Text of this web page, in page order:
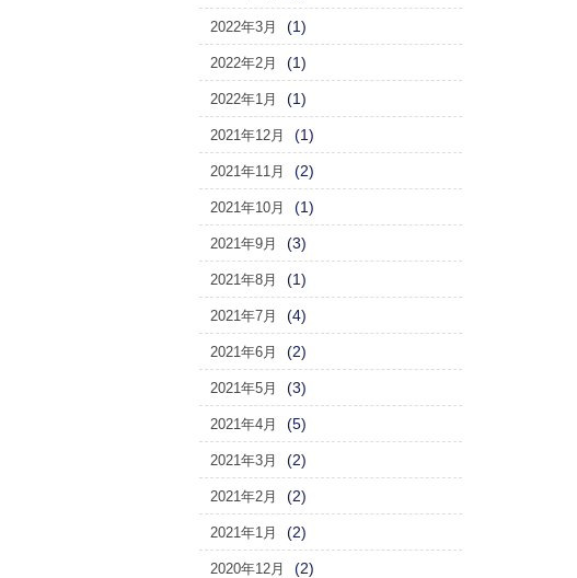
2022年3月 (1)
2022年2月 (1)
2022年1月 (1)
2021年12月 (1)
2021年11月 (2)
2021年10月 (1)
2021年9月 (3)
2021年8月 (1)
2021年7月 (4)
2021年6月 (2)
2021年5月 (3)
2021年4月 (5)
2021年3月 (2)
2021年2月 (2)
2021年1月 (2)
2020年12月 (2)